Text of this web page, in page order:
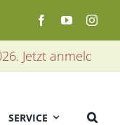
•
SERVICE